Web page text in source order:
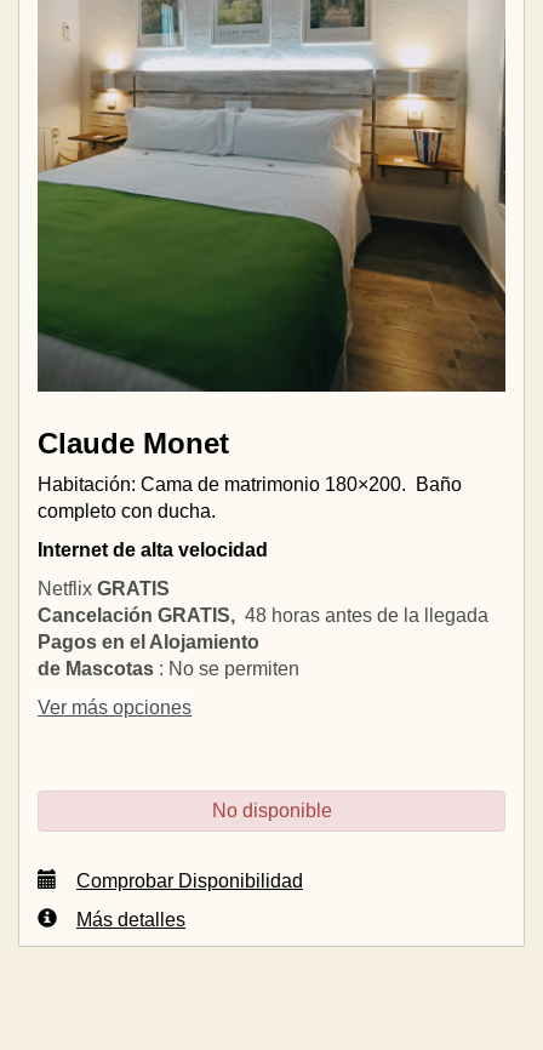
Claude Monet
Habitación: Cama de matrimonio 180×200.
Baño
completo con ducha.
Internet de alta velocidad
Netflix GRATIS
Cancelación GRATIS, 48 horas antes de la llegada
Pagos en el Alojamiento
de Mascotas : No se permiten
Ver más opciones
No disponible
Comprobar Disponibilidad
Más detalles